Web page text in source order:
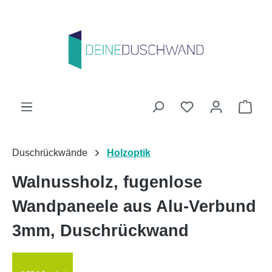
Du hast 0
Duschrückwände Holzoptik
Walnussholz, fugenlose
Wandpaneele aus Alu-Verbund
3mm, Duschrückwand